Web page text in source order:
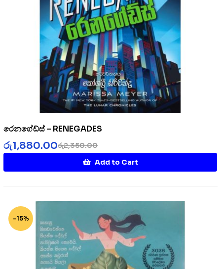
රෙනගේඩ්ස් – RENEGADES
රු2,350.00
රු1,880.00
Add to Cart
-15%